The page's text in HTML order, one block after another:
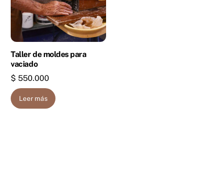
Taller de moldes para
vaciado
$ 550.000
Leer más